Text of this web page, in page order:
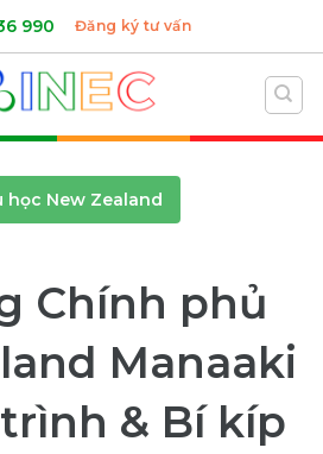
990 Đăng ký tư vấn
học New Zealand
Chính phủ
Manaaki
& Bí kíp